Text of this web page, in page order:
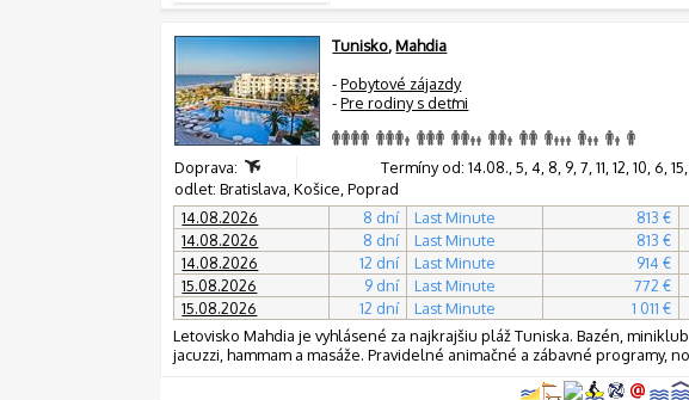
Tunisko,Mahdia
-Pobytové zájazdy
-Pre rodiny s deťmi
Doprava:
Termíny od: 14.08., 5, 4, 8, 9, 7, 11, 12, 10, 6,
odlet: Bratislava, Košice, Poprad
14.08.2026
8 dní Last Minute 813 €
14.08.2026
8 dní Last Minute 813 €
14.08.2026
12 dní Last Minute 914 €
15.08.2026
9 dní Last Minute 772 €
15.08.2026
12 dní Last Minute 1 011 €
Letovisko Mahdia je vyhlásené za najkrajšiu pláž Tuniska. Bazén,
jacuzzi, hammam a masáže. Pravidelné animačné a zábavné programy,